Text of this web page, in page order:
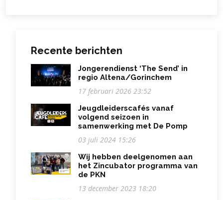
Recente berichten
Jongerendienst ‘The Send’ in
regio Altena/Gorinchem
17 februari 2026 23:52
Jeugdleiderscafés vanaf
volgend seizoen in
samenwerking met De Pomp
03 juli 2024 15:26
Wij hebben deelgenomen aan
het Zincubator programma van
de PKN
13 december 2023 18:20